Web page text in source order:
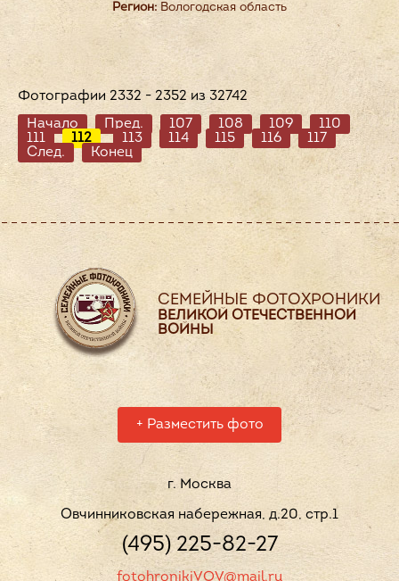
Регион: Вологодская область
Фотографии 2332 - 2352 из 32742
Начало
Пред. 107 108 109
110
111
112 113 114 115 116
117
След.
Конец
СЕМЕЙНЫЕ ФОТОХРОНИКИ
ВЕЛИКОЙ ОТЕЧЕСТВЕННОЙ
ВОЙНЫ
+ Разместить фото
г. Москва
Овчинниковская набережная, д.20, стр.1
(495) 225-82-27
fotohronikiVOV@mail.ru